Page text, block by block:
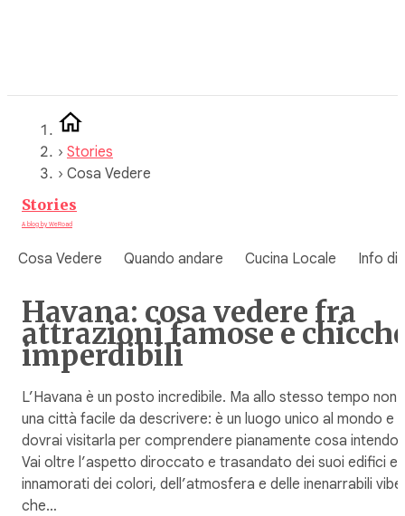
› Stories
› Cosa Vedere
Stories
A blog by WeRoad
Cosa Vedere Quando andare Cucina Locale Info di
Havana: cosa vedere fra
attrazioni famose e
imperdibili
L’Havana è un posto incredibile. Ma allo stesso tempo non
una città facile da descrivere: è un luogo unico al mondo e
dovrai visitarla per comprendere pianamente cosa intendo.
Vai oltre l’aspetto diroccato e trasandato dei suoi edifici e
innamorati dei colori, dell’atmosfera e delle inenarrabili
che…